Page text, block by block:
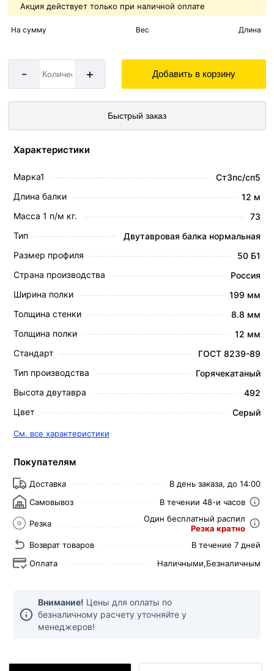
Акция действует только при наличной оплате
На сумму Вес Длина
- + Добавить в корзину
Быстрый заказ
Характеристики
Марка1
Ст3пс/сп5
Длина балки
12 м
Масса 1 п/м кг.
73
Тип
Двутавровая балка нормальная
Размер профиля
50 Б1
Страна производства
Россия
Ширина полки
199 мм
Толщина стенки
8.8 мм
Толщина полки
12 мм
Стандарт
ГОСТ 8239-89
Тип производства
Горячекатаный
Высота двутавра
492
Цвет
Серый
См. все характеристики
Покупателям
Доставка
В день заказа, до 14:00
Самовывоз
В течении 48-и часов
Резка
Один бесплатный распил
Резка кратно
Возврат товаров
В течение 7 дней
Оплата
Наличными,Безналичным
Внимание! Цены для оплаты по
безналичному расчету уточняйте у
менеджеров!